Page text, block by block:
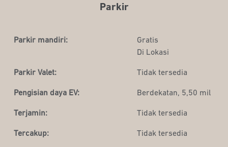
Parkir
Parkir mandiri:
Gratis
Di Lokasi
Parkir Valet: Tidak tersedia
Pengisian daya EV: Berdekatan, 5,50 mil
Terjamin: Tidak tersedia
Tercakup: Tidak tersedia